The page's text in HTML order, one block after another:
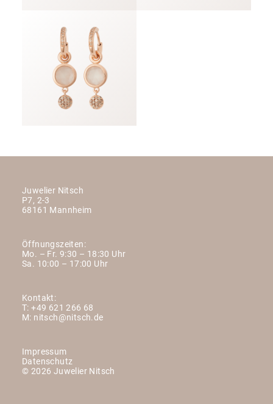
Juwelier Nitsch
P7, 2-3
68161 Mannheim
Öffnungszeiten:
Mo. – Fr. 9:30 – 18:30 Uhr
Sa. 10:00 – 17:00 Uhr
Kontakt:
T:+49 621 266 68
M: nitsch@nitsch.de
Impressum
Datenschutz
© 2026 Juwelier Nitsch